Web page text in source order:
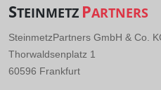
STEINMETZ PARTNERS
SteinmetzPartners GmbH & Co.
Thorwaldsenplatz 1
60596 Frankfurt